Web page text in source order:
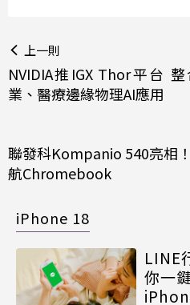
上一則
NVIDIA推IGX Thor平台
業、醫療邊緣物理AI應用
聯發科Kompanio 540亮相
航Chromebook
iPhone 18
LINE
你一